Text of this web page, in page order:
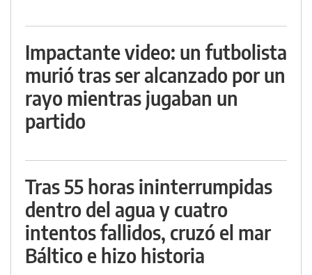
Impactante video: un futbolista
murió tras ser alcanzado por un
rayo mientras jugaban un
partido
Tras 55 horas ininterrumpidas
dentro del agua y cuatro
intentos fallidos, cruzó el mar
Báltico e hizo historia